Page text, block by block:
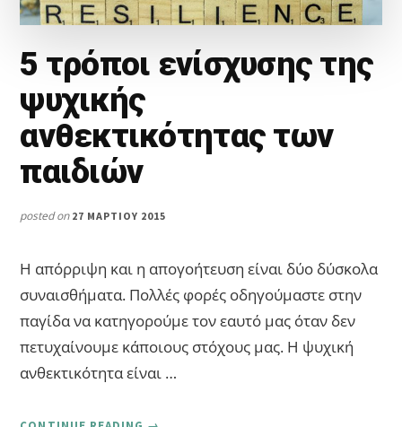
5 τρόποι ενίσχυσης της
ψυχικής
ανθεκτικότητας των
παιδιών
posted on 27 ΜΑΡΤΊΟΥ 2015
Η απόρριψη και η απογοήτευση είναι δύο δύσκολα
συναισθήματα. Πολλές φορές οδηγούμαστε στην
παγίδα να κατηγορούμε τον εαυτό μας όταν δεν
πετυχαίνουμε κάποιους στόχους μας. Η ψυχική
ανθεκτικότητα είναι …